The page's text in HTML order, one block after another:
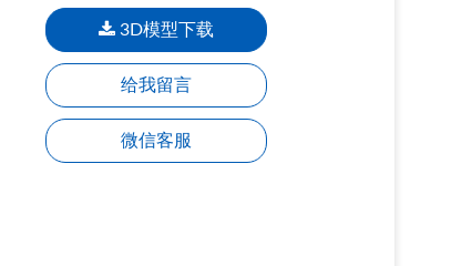
3D模型下载
给我留言
微信客服